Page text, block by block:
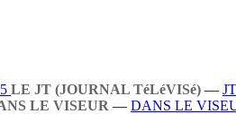
LE JT (JOURNAL TéLéVISé) —
LE VISEUR — DANS LE